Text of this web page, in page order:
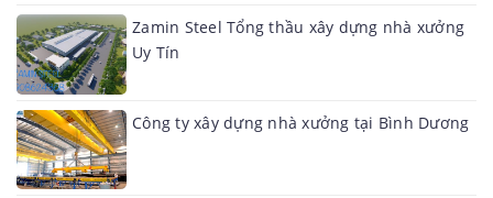
Zamin Steel Tổng thầu xây dựng nhà xưởng
Uy Tín
Công ty xây dựng nhà xưởng tại Bình Dương